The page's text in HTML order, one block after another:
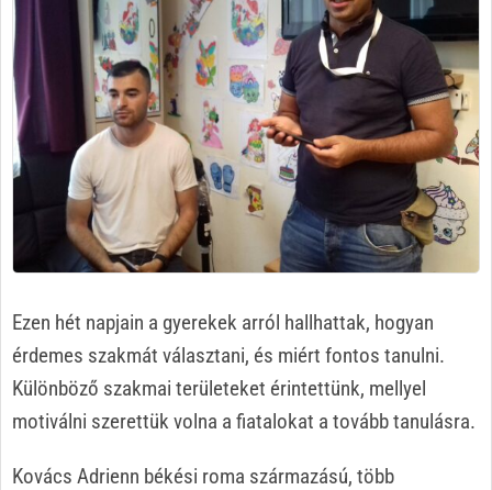
Ezen hét napjain a gyerekek arról hallhattak, hogyan
érdemes szakmát választani, és miért fontos tanulni.
Különböző szakmai területeket érintettünk, mellyel
motiválni szerettük volna a fiatalokat a tovább tanulásra.
Kovács Adrienn békési roma származású, több